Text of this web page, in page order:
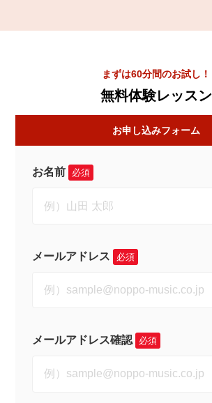
まずは60分間のお試し！
無料体験レッスン
お申し込みフォーム
お名前 必須
メールアドレス 必須
メールアドレス確認 必須